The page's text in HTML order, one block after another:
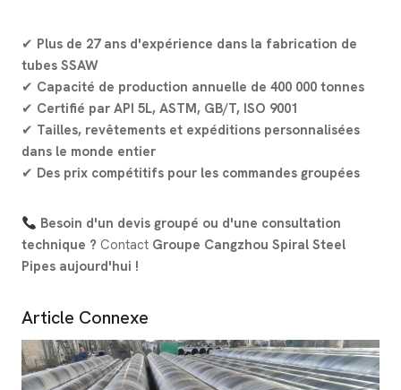
✔ Plus de 27 ans d'expérience dans la fabrication de
tubes SSAW
✔ Capacité de production annuelle de 400 000 tonnes
✔ Certifié par API 5L, ASTM, GB/T, ISO 9001
✔ Tailles, revêtements et expéditions personnalisées
dans le monde entier
✔ Des prix compétitifs pour les commandes groupées
Besoin d'un devis groupé ou d'une consultation
technique ? Contact Groupe Cangzhou Spiral Steel
Pipes aujourd'hui !
Article Connexe